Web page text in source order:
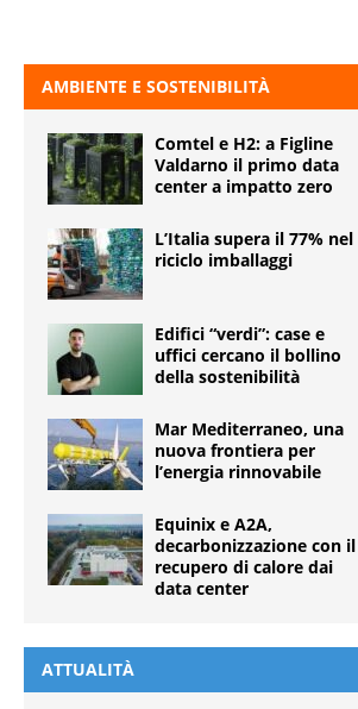
AMBIENTE E SOSTENIBILITÀ
Comtel e H2: a Figline
Valdarno il primo data
center a impatto zero
L’Italia supera il 77% nel
riciclo imballaggi
Edifici “verdi”: case e
uffici cercano il bollino
della sostenibilità
Mar Mediterraneo, una
nuova frontiera per
l’energia rinnovabile
Equinix e A2A,
decarbonizzazione con il
recupero di calore dai
data center
ATTUALITÀ